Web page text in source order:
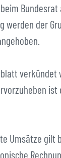
werden der
Umsätze gilt